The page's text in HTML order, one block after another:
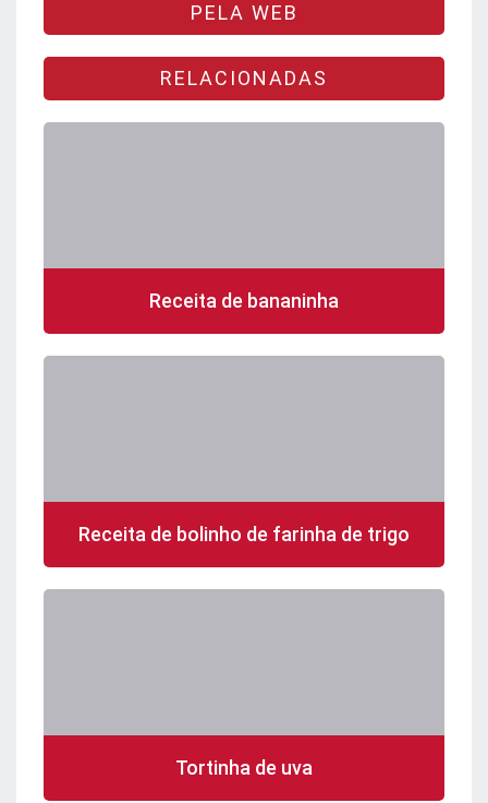
PELA WEB
RELACIONADAS
Receita de bananinha
Receita de bolinho de farinha de trigo
Tortinha de uva